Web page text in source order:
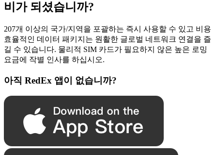
비가 되셨습니까?
207개 이상의 국가/지역을 포괄하는 즉시 사용할 수 있고 비용
효율적인 데이터 패키지는 원활한 글로벌 네트워크 연결을 즐
길 수 있습니다. 물리적 SIM 카드가 필요하지 않은 높은 로밍
요금에 작별 인사를 하십시오.
아직 RedEx 앱이 없습니까?